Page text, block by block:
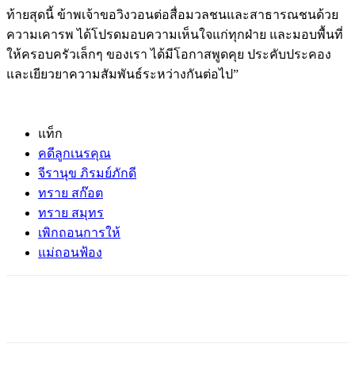
ท้ายสุดนี้ ข้าพเจ้าขอวิงวอนต่อสื่อมวลชนและสาธารณชนด้วย
ความเคารพ ได้โปรดมอบความเห็นใจแก่ทุกฝ่าย และมอบพื้นที่
ให้ครอบครัวเล็กๆ ของเรา ได้มีโอกาสพูดคุย ประคับประคอง
และเยียวยาความสัมพันธ์ระหว่างกันต่อไป”
แท็ก
คดีลูกเนรคุณ
จีรานุข ภิรมย์ภักดี
ทราย สก๊อต
ทราย สมุทร
เพิกถอนการให้
แม่ถอนฟ้อง